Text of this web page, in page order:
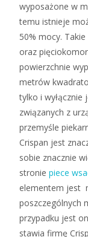
wyposażone w
temu istnieje
50% mocy.
oraz
powierzchnie
metrów
tylko i wyłącznie
związanych z
przemyśle
Crispan jest
sobie znacznie
stronie piece
elementem jest
poszczególnych
przypadku jest
stawia firmę